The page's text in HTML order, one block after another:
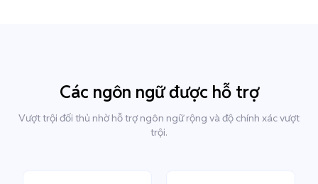
Các ngôn ngữ được hỗ trợ
Vượt trội đối thủ nhờ hỗ trợ ngôn ngữ rộng và độ chính xác vượt
trội.